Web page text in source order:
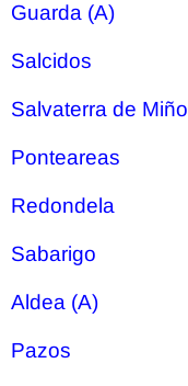
Guarda (A)
Salcidos
Salvaterra de Miño
Ponteareas
Redondela
Sabarigo
Aldea (A)
Pazos